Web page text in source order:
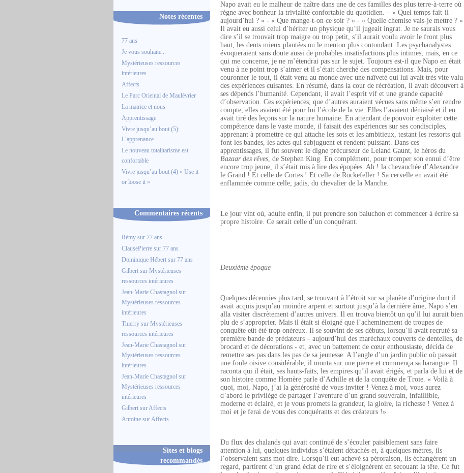
Notes récentes
77 ans
Je vous souhaite...
Mystérieuses ressources
intérieures
Affects
Le Parc Oriental de Maulévrier
La matrice et nous
Apprentissage
Vivre jusqu’au bout (5):
L’apprenance
Le nouveau totalitarisme est
confortable
Vivre jusqu’au bout (4) « Use it
or loose it »
Commentaires récents
Rémy sur 77 ans
ClausePierre sur 77 ans
Dominique Hébert sur 77 ans
Gilbert sur Mystérieuses
ressources intérieures
Jean-Marie Chastagnol sur
Mystérieuses ressources
intérieures
Thierry sur Mystérieuses
ressources intérieures
Jean-Marie Chastagnol sur
Mystérieuses ressources
intérieures
Jean-Marie Chastagnol sur
Mystérieuses ressources
intérieures
Gilbert surAffects
Antoine surAffects
Sites et blogs
recommandés
Napo avait eu le malheur de naître dans une de ces familles des plus terre-à-terre où
régne avec bonheur la trivialité confortable du quotidien. – « Quel temps fait-il
aujourd’hui ? » - « Que mange-t-on ce soir ? » - « Quelle chemise vais-je mettre ? »
Il avait eu aussi celui d’hériter un physique qu’il jugeait ingrat. Je ne saurais vous
dire s’il se trouvait trop maigre ou trop petit, s’il aurait voulu avoir le front plus
haut, les dents mieux plantées ou le menton plus contondant. Les psychanalystes
évoqueraient sans doute aussi de probables insatisfactions plus intimes, mais, en ce
qui me concerne, je ne m’étendrai pas sur le sujet. Toujours est-il que Napo en était
venu à ne point trop s’aimer et il s’était cherché des compensations. Mais, pour
couronner le tout, il était venu au monde avec une naïveté qui lui avait très vite valu
des expériences cuisantes. En résumé, dans la cour de récréation, il avait découvert à
ses dépends l’humanité. Cependant, il avait l’esprit vif et une grande capacité
d’observation. Ces expériences, que d’autres auraient vécues sans même s’en rendre
compte, elles avaient été pour lui l’école de la vie. Elles l’avaient déniaisé et il en
avait tiré des leçons sur la nature humaine. En attendant de pouvoir exploiter cette
compétence dans le vaste monde, il faisait des expériences sur ses condisciples,
apprenant à promettre ce qui attache les sots et les ambitieux, testant les ressorts qui
font les bandes, les actes qui subjuguent et rendent puissant. Dans ces
apprentissages, il fut souvent le digne précurseur de Leland Gaunt, le héros du
Bazaar des rêves, de Stephen King. En complément, pour tromper son ennui d’être
encore trop jeune, il s’était mis à lire des épopées. Ah ! la chevauchée d’Alexandre
le Grand ! Et celle de Cortes ! Et celle de Rockefeller ! Sa cervelle en avait été
enflammée comme celle, jadis, du chevalier de la Manche.
Le jour vint où, adulte enfin, il put prendre son baluchon et commencer à écrire sa
propre histoire. Ce serait celle d’un conquérant.
Deuxième époque
Quelques décennies plus tard, se trouvant à l’étroit sur sa planète d’origine dont il
avait acquis jusqu’au moindre arpent et surtout jusqu’à la dernière âme, Napo s’en
alla visiter discrètement d’autres univers. Il en trouva bientôt un qu’il lui aurait bien
plu de s’approprier. Mais il était si éloigné que l’acheminement de troupes de
conquête eût été trop onéreux. Il se souvint de ses débuts, lorsqu’il avait recruté sa
première bande de prédateurs – aujourd’hui des maréchaux couverts de dentelles, de
brocard et de décorations - et, avec un battement de cœur enthousiaste, décida de
remettre ses pas dans les pas de sa jeunesse. A l’angle d’un jardin public où passait
une foule oisive considérable, il monta sur une pierre et commença sa harangue. Il
raconta qui il était, ses hauts-faits, les empires qu’il avait érigés, et parla de lui et de
son histoire comme Homère parle d’Achille et de la conquête de Troie. « Voilà à
quoi, moi, Napo, j’ai la générosité de vous inviter ! Venez à moi, vous aurez
d’abord le privilège de partager l’aventure d’un grand souverain, infaillible,
moderne et éclairé, et je vous promets la grandeur, la gloire, la richesse ! Venez à
moi et je ferai de vous des conquérants et des créateurs !»
Du flux des chalands qui avait continué de s’écouler paisiblement sans faire
attention à lui, quelques individus s’étaient détachés et, à quelques mètres, ils
l’observaient sans mot dire. Lorsqu’il eut achevé sa péroraison, ils échangèrent un
regard, partirent d’un grand éclat de rire et s’éloignèrent en secouant la tête. Ce fut